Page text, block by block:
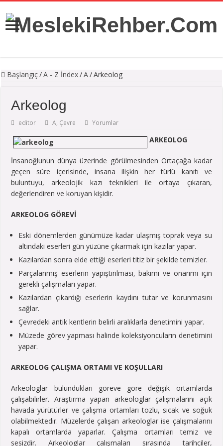
Başlangıç/A - Z İndex/A/Arkeolog
Arkeolog
editor A, Çevre Yorumlar
ARKEOLOG
İnsanoğlunun dünya üzerinde görülmesinden Ortaçağa kadar
geçen süre içerisinde, insana ilişkin her türlü kanıtı ve
buluntuyu, arkeolojik kazı teknikleri ile ortaya çıkaran,
değerlendiren ve koruyan kişidir.
ARKEOLOG GÖREVİ
Eski dönemlerden günümüze kadar ulaşmış toprak veya su
altındaki eserleri gün yüzüne çıkarmak için kazılar yapar.
Kazılardan sonra elde ettiği eserleri titiz bir şekilde temizler.
Parçalanmış eserlerin yapıştırılması, bakımı ve onarımı için
gerekli çalışmaları yapar.
Kazılardan çıkardığı eserlerin kaydını tutar ve korunmasını
sağlar.
Çevredeki antik kentlerin belirli aralıklarla denetimini yapar.
Müzede görev yapması halinde koleksiyoncuların denetimini
yapar.
ARKEOLOG ÇALIŞMA ORTAMI VE KOŞULLARI
Arkeologlar bulundukları göreve göre değişik ortamlarda
çalışabilirler. Araştırma yapan arkeologlar çalışmalarını açık
havada yürütürler ve çalışma ortamları tozlu, sıcak ve soğuk
olabilmektedir. Müzelerde çalışan arkeologlar ise çalışmalarını
kapalı ortamlarda yaparlar. Çalışma ortamları temiz ve
sesizdir. Arkeologlar çalışmaları sırasında tarihçiler,